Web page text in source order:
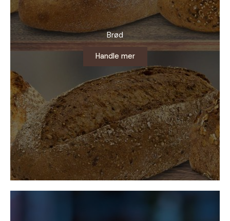
Brød
Handle mer